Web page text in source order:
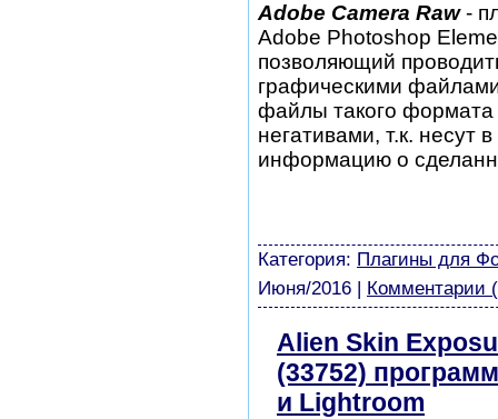
Adobe Camera Raw-
Adobe Photoshop
позволяющий
графическими
файлы такого
негативами, т.к. несут
информацию о
Категория: Плагины для
Июня/2016
Комментарии
Alien Skin
(33752)
и Lightroom